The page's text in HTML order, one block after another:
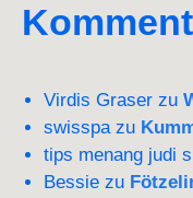
Virdis Graser zu
swisspazu
tips menang judi
Bessie zu